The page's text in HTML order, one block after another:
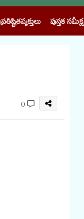
ప్రతిష్టితవ్యక్తులు పుస్తక సమీక్ష
0